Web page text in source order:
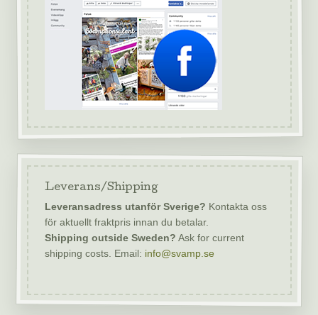
Leverans/Shipping
Leveransadress utanför Sverige? Kontakta oss
för aktuellt fraktpris innan du betalar.
Shipping outside Sweden? Ask for current
shipping costs. Email: info@svamp.se